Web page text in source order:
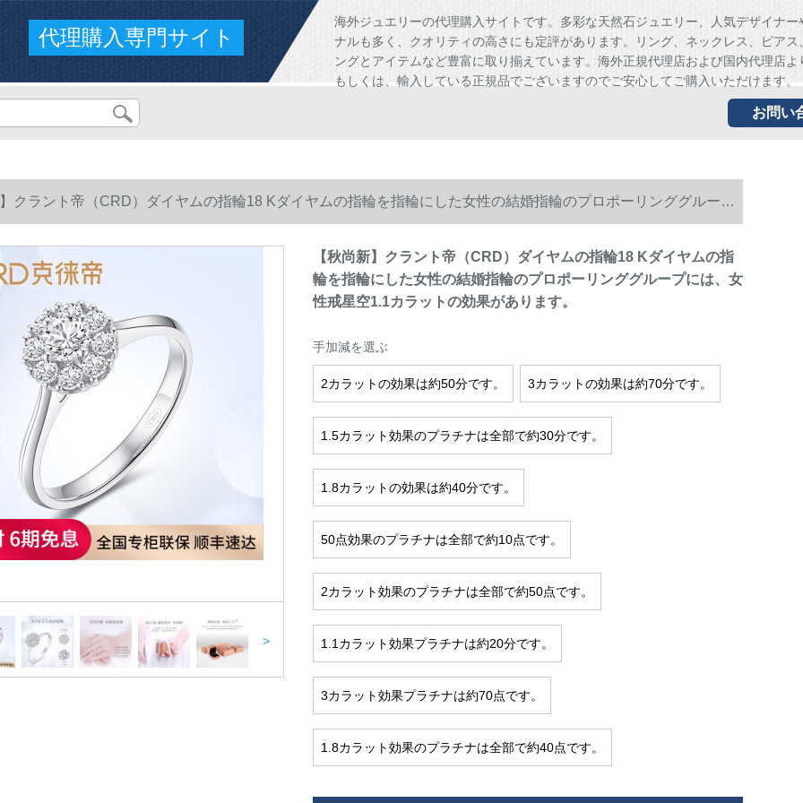
代理購入専門サイト
海外ジュエリーの代理購入サイトです。多彩な天然石ジュエリー、人気デザイナー
ナルも多く、クオリティの高さにも定評があります。リング、ネックレス、ピアス
ングとアイテムなど豊富に取り揃えています。海外正規代理店および国内代理店よ
もしくは、輸入している正規品でございますのでご安心してご購入いただけます。
お問い
クラント帝（CRD）ダイヤムの指輪18 Kダイヤムの指輪を指輪にした女性の結婚指輪のプロポーリンググループ
星空1.1カラットの効果があります。
>
【秋尚新】クラント帝（CRD）ダイヤムの指輪18 Kダイヤムの指
輪を指輪にした女性の結婚指輪のプロポーリンググループには、女
性戒星空1.1カラットの効果があります。
手加減を選ぶ
2カラットの効果は約50分です。 3カラットの効果は約70分です。
1.5カラット効果のプラチナは全部で約30分です。
1.8カラットの効果は約40分です。
50点効果のプラチナは全部で約10点です。
2カラット効果のプラチナは全部で約50点です。
1.1カラット効果プラチナは約20分です。
3カラット効果プラチナは約70点です。
1.8カラット効果のプラチナは全部で約40点です。